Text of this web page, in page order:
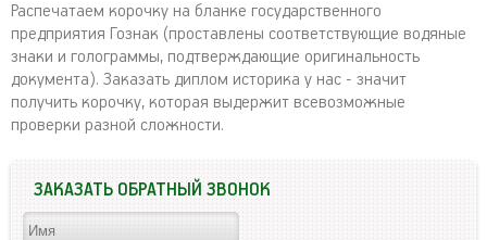
Распечатаем корочку на бланке государственного
предприятия Гознак (проставлены соответствующие водяные
знаки и голограммы, подтверждающие оригинальность
документа). Заказать диплом историка у нас - значит
получить корочку, которая выдержит всевозможные
проверки разной сложности.
ЗАКАЗАТЬ ОБРАТНЫЙ ЗВОНОК